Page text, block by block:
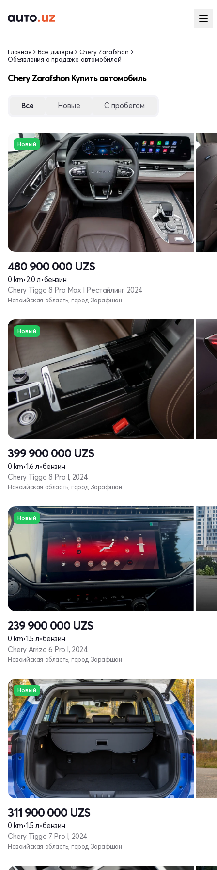
Главная Все дилеры
Chery Zarafshon
Объявления о продаже автомобилей
Chery Zarafshon Купить автомобиль
Все Новые С пробегом
Новый
480 900 000 UZS
0 km•2.0 л•бензин
Chery Tiggo 8 Pro Max I Рестайлинг, 2024
Навоийская область, город Зарафшан
Новый
399 900 000 UZS
0 km•1.6 л•бензин
Chery Tiggo 8 Pro I, 2024
Навоийская область, город Зарафшан
Новый
239 900 000 UZS
0 km•1.5 л•бензин
Chery Arrizo 6 Pro I, 2024
Навоийская область, город Зарафшан
Новый
311 900 000 UZS
0 km•1.5 л•бензин
Chery Tiggo 7 Pro I, 2024
Навоийская область, город Зарафшан